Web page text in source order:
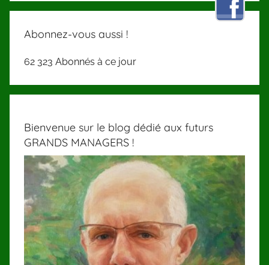
Abonnez-vous aussi !
62 323 Abonnés à ce jour
Bienvenue sur le blog dédié aux futurs
GRANDS MANAGERS !